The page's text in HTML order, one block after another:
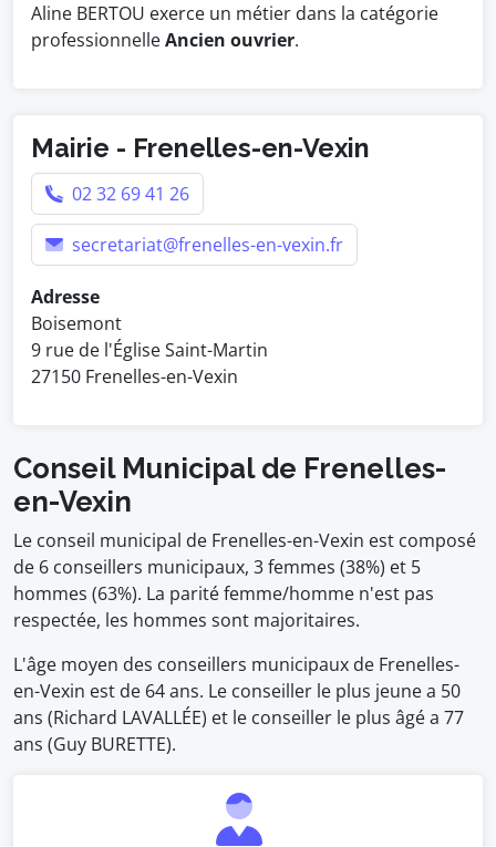
Aline BERTOU exerce un métier dans la catégorie
professionnelleAncien ouvrier.
Mairie - Frenelles-en-Vexin
02 32 69 41 26
secretariat@frenelles-en-vexin.fr
Adresse
Boisemont
9 rue de l'Église Saint-Martin
27150 Frenelles-en-Vexin
Conseil Municipal de Frenelles-
en-Vexin
Le conseil municipal de Frenelles-en-Vexin est composé
de 6 conseillers municipaux, 3 femmes (38%) et 5
hommes (63%). La parité femme/homme n'est pas
respectée, les hommes sont majoritaires.
L'âge moyen des conseillers municipaux de Frenelles-
en-Vexin est de 64 ans. Le conseiller le plus jeune a 50
ans (Richard LAVALLÉE) et le conseiller le plus âgé a 77
ans (Guy BURETTE).